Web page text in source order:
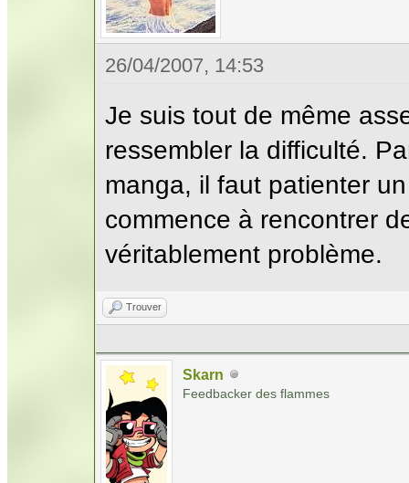
26/04/2007, 14:53
Je suis tout de même
ressembler la difficulté.
manga, il faut patienter
commence à rencontrer
véritablement problème.
Trouver
Skarn
Feedbacker des flammes